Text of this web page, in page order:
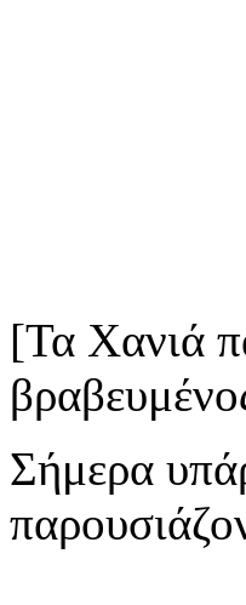
[Τα Χανιά
Σήμερα